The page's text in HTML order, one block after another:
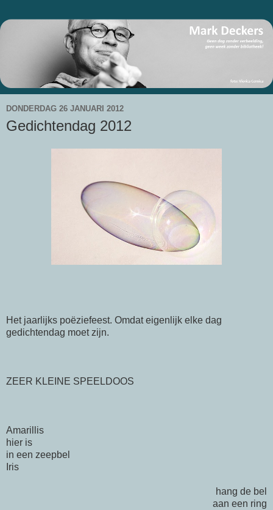
DONDERDAG 26 JANUARI 2012
Gedichtendag 2012
Het jaarlijks poëziefeest. Omdat eigenlijk elke dag
gedichtendag moet zijn.
ZEER KLEINE SPEELDOOS
Amarillis
hier is
in een zeepbel
Iris
hang de bel
aan een ring